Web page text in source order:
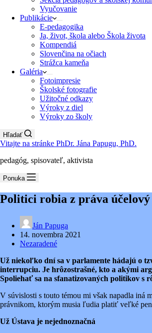
Vyučovanie
Publikácie
E-pedagogika
Ja, život, škola alebo Škola života
Kompendiá
Slovenčina na očiach
Strážca kameňa
Galéria
Fotoimpresie
Školské fotografie
Užitočné odkazy
Výroky z diel
Výroky zo školy
Hľadať
Vitajte na stránke PhDr. Jána Papugu, PhD.
pedagóg, spisovateľ, aktivista
Ponuka
Politici robia z práva
Ján Papuga
14. novembra 2021
Nezaradené
Už niekoľko dní sa v parlamente hádajú o
interrupciu. Je hrôzostrašné, kto a akými
Spoliehať sa na sfanatizovaných politikov s
V súvislosti s touto témou mi však napadla iná
právnikom, ktorým musia ľudia platiť veľké
Už Ústava je nejednoznačná